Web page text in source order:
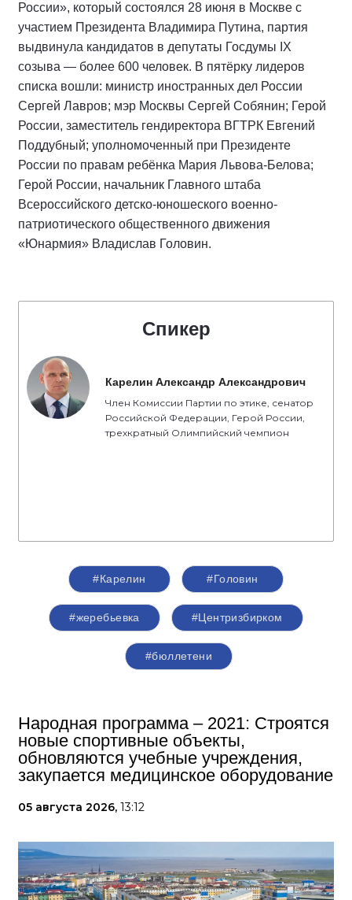
России», который состоялся 28 июня в Москве с
участием Президента Владимира Путина, партия
выдвинула кандидатов в депутаты Госдумы IX
созыва — более 600 человек. В пятёрку лидеров
списка вошли: министр иностранных дел России
Сергей Лавров; мэр Москвы Сергей Собянин; Герой
России, заместитель гендиректора ВГТРК Евгений
Поддубный; уполномоченный при Президенте
России по правам ребёнка Мария Львова-Белова;
Герой России, начальник Главного штаба
Всероссийского детско-юношеского военно-
патриотического общественного движения
«Юнармия» Владислав Головин.
Спикер
Карелин Александр Александрович
Член Комиссии Партии по этике, сенатор
Российской Федерации, Герой России,
трехкратный Олимпийский чемпион
#Карелин #Головин
#жеребьевка #Центризбирком
#бюллетени
Народная программа – 2021: Строятся
новые спортивные объекты,
обновляются учебные учреждения,
закупается медицинское оборудование
05 августа 2026, 13:12